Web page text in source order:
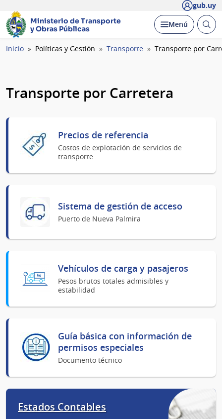
gub.uy
Ministerio de Transporte
y Obras Públicas
Desplegar
Menú Abrir
Ruta
Inicio Políticas y Gestión Transporte Transporte por
Transporte por Carretera
Precios de referencia
Costos de explotación de servicios de
transporte
Sistema de gestión de acceso
Puerto de Nueva Palmira
Vehículos de carga y pasajeros
Pesos brutos totales admisibles y
estabilidad
Guía básica con información de
permisos especiales
Documento técnico
Estados Contables